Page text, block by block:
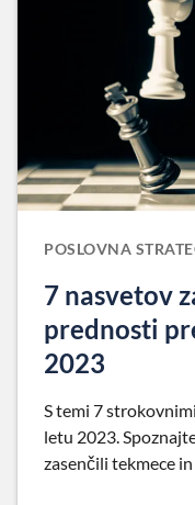
POSLOVNA
7 nasvetov
prednosti
2023
S temi 7
letu 2023.
zasenčili tekmece